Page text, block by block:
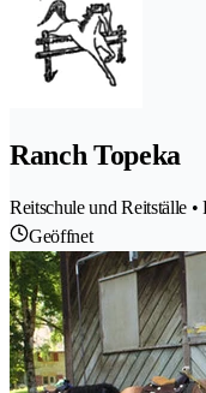
Ranch Topeka
Reitschule und Reitställe •
Geöffnet